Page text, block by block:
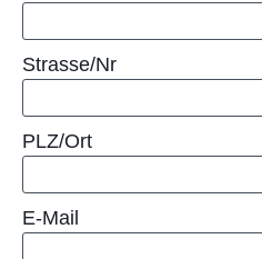
Strasse/Nr
PLZ/Ort
E-Mail